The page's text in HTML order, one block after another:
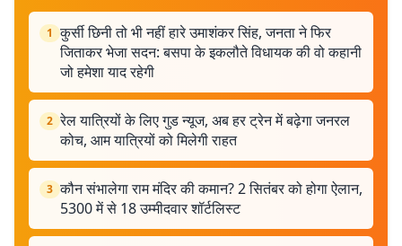
1 कुर्सी छिनी तो भी नहीं हारे उमाशंकर सिंह, जनता ने फिर
जिताकर भेजा सदन: बसपा के इकलौते विधायक की वो कहानी
जो हमेशा याद रहेगी
2 रेल यात्रियों के लिए गुड न्यूज, अब हर ट्रेन में बढ़ेगा जनरल
कोच, आम यात्रियों को मिलेगी राहत
3 कौन संभालेगा राम मंदिर की कमान? 2 सितंबर को होगा ऐलान,
5300 में से 18 उम्मीदवार शॉर्टलिस्ट